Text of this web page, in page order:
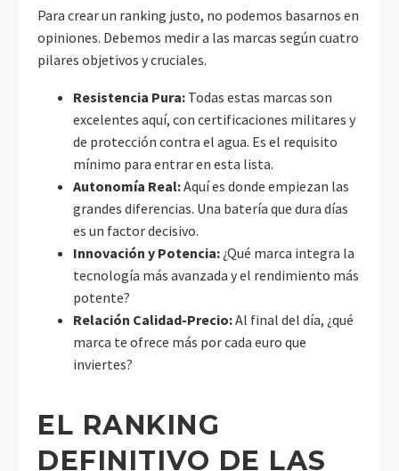
Para crear un ranking justo, no podemos basarnos en
opiniones. Debemos medir a las marcas según cuatro
pilares objetivos y cruciales.
Resistencia Pura: Todas estas marcas son
excelentes aquí, con certificaciones militares y
de protección contra el agua. Es el requisito
mínimo para entrar en esta lista.
Autonomía Real:Aquí es donde empiezan las
grandes diferencias. Una batería que dura días
es un factor decisivo.
Innovación y Potencia: ¿Qué marca integra la
tecnología más avanzada y el rendimiento más
potente?
Relación Calidad-Precio:Al final del día, ¿qué
marca te ofrece más por cada euro que
inviertes?
EL RANKING
DEFINITIVO DE LAS